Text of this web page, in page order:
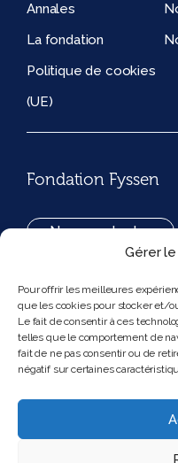
Gérer
Pour offrir les meilleures
que les cookies pour stocker et/
Le fait de consentir à ces
telles que le comportement de
fait de ne pas consentir ou de
négatif sur certaines
Annales
La fondation
Politique de cookies
(UE)
Fondation Fyssen
Nous contacter
194, rue de Rivoli
Nous suivre